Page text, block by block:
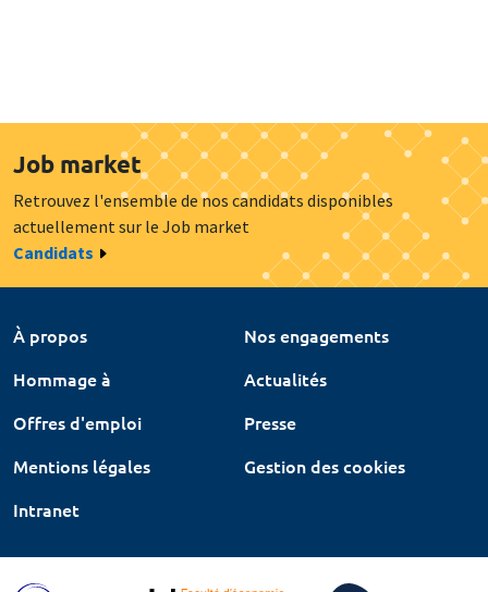
Job market
Retrouvez l'ensemble de nos candidats disponibles
actuellement sur le Job market
Candidats
À propos
Nos engagements
Hommage à
Actualités
Offres d'emploi
Presse
Mentions légales
Gestion des cookies
Intranet